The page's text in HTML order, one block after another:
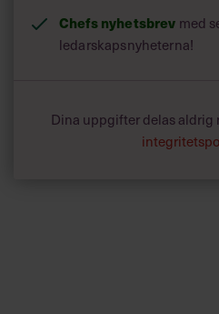
Chefs nyhetsbrev med
ledarskapsnyheterna!
Dina uppgifter delas aldrig